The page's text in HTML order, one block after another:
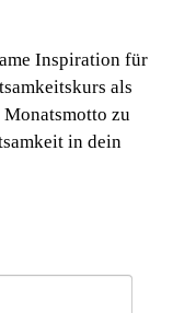
Inspiration für
als
zu
in dein